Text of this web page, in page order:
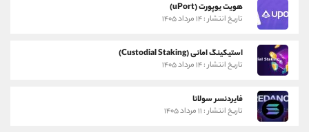
هویت یوپورت (uPort)
تاریخ انتشار : ۱۴ مرداد ۱۴۰۵
استیکینگ امانی (Custodial Staking)
تاریخ انتشار : ۱۴ مرداد ۱۴۰۵
فایردنسر سولانا
تاریخ انتشار : ۱۱ مرداد ۱۴۰۵